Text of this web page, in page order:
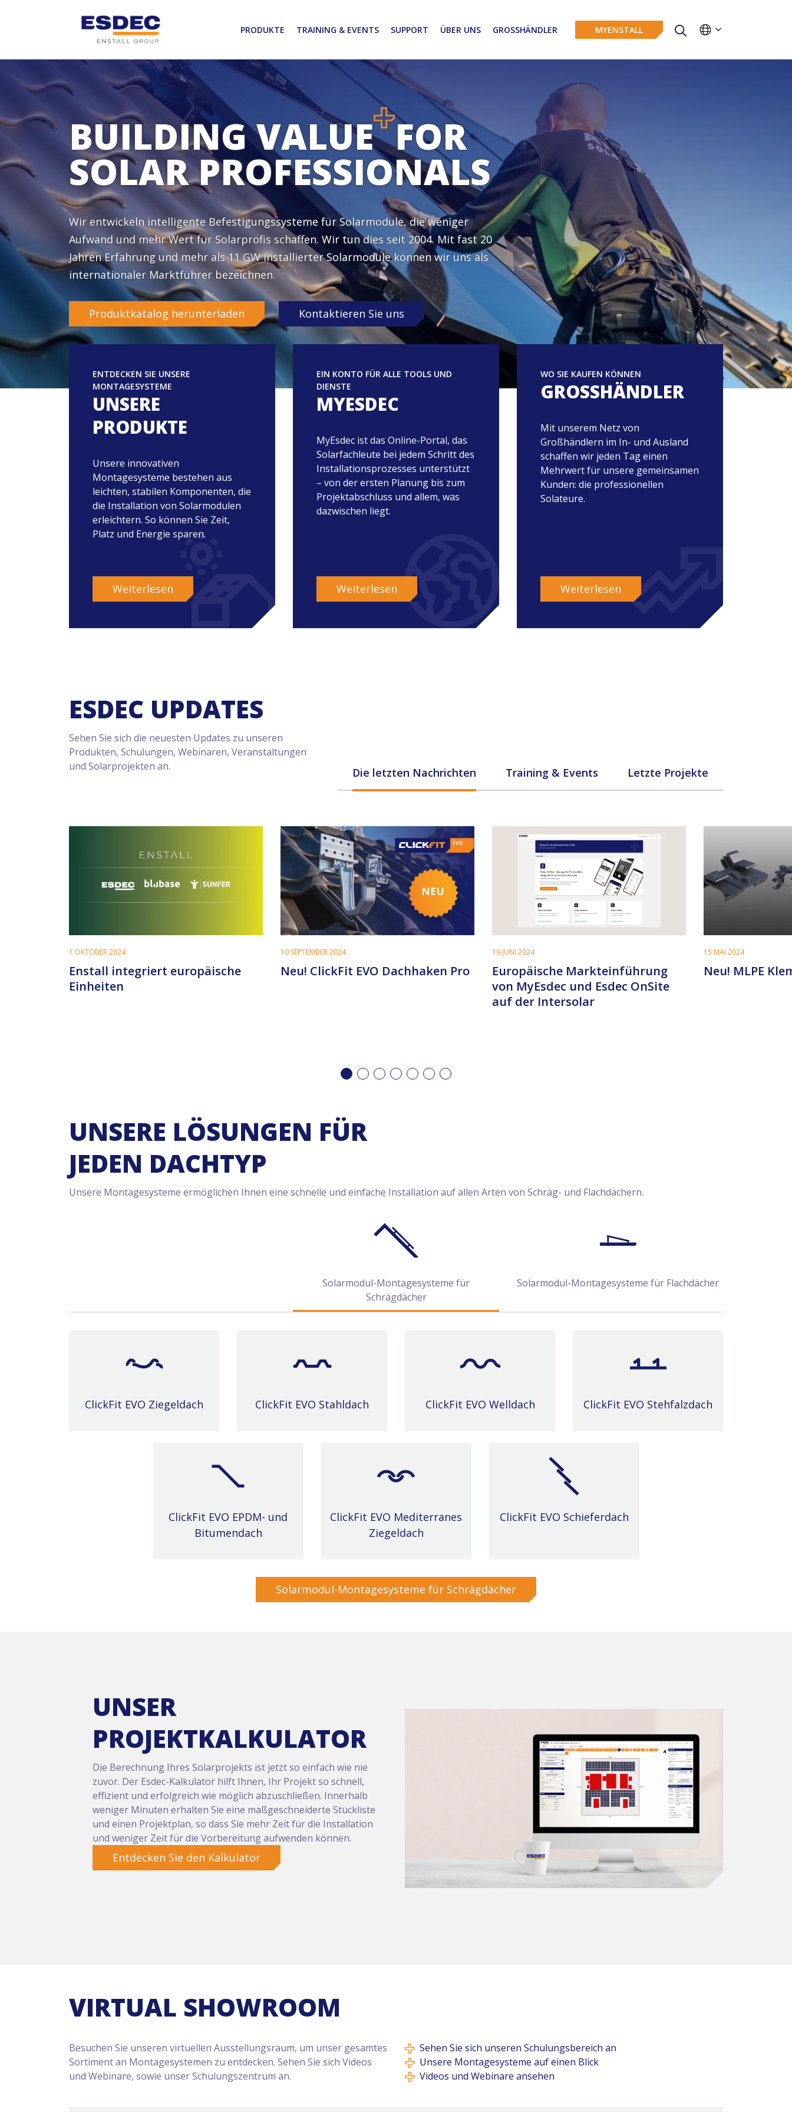
PRODUKTE TRAINING & EVENTS SUPPORT ÜBER UNS GROSSHÄNDLER MYENSTALL
BUILDING VALUE FOR
SOLAR PROFESSIONALS
Wir entwickeln intelligente Befestigungssysteme für Solarmodule, die weniger
Aufwand und mehr Wert für Solarprofis schaffen. Wir tun dies seit 2004. Mit fast 20
Jahren Erfahrung und mehr als 11 GW installierter Solarmodule können wir uns als
internationaler Marktführer bezeichnen.
Produktkatalog herunterladen Kontaktieren Sie uns
ENTDECKEN SIE UNSERE
MONTAGESYSTEME
UNSERE
PRODUKTE
Unsere innovativen
Montagesysteme bestehen aus
leichten, stabilen Komponenten, die
die Installation von Solarmodulen
erleichtern. So können Sie Zeit,
Platz und Energie sparen.
Weiterlesen
EIN KONTO FÜR ALLE TOOLS UND
DIENSTE
MYESDEC
MyEsdec ist das Online-Portal, das
Solarfachleute bei jedem Schritt des
Installationsprozesses unterstützt
– von der ersten Planung bis zum
Projektabschluss und allem, was
dazwischen liegt.
Weiterlesen
WO SIE KAUFEN KÖNNEN
GROSSHÄNDLER
Mit unserem Netz von
Großhändlern im In- und Ausland
schaffen wir jeden Tag einen
Mehrwert für unsere gemeinsamen
Kunden: die professionellen
Solateure.
Weiterlesen
ESDEC UPDATES
Sehen Sie sich die neuesten Updates zu unseren
Produkten, Schulungen, Webinaren, Veranstaltungen
und Solarprojekten an.
Die letzten Nachrichten Training & Events Letzte Projekte
1 OKTOBER 2024
Enstall integriert europäische
Einheiten
10 SEPTEMBER 2024
Neu! ClickFit EVO Dachhaken Pro
19 JUNI 2024
Europäische Markteinführung
von MyEsdec und Esdec OnSite
auf der Intersolar
15 MAI 2024
Neu! MLPE
UNSERE LÖSUNGEN FÜR
JEDEN DACHTYP
Unsere Montagesysteme ermöglichen Ihnen eine schnelle und einfache Installation auf allen Arten von Schräg- und Flachdächern.
Solarmodul-Montagesysteme für
Schrägdächer
Solarmodul-Montagesysteme für Flachdächer
ClickFit EVO Ziegeldach ClickFit EVO Stahldach ClickFit EVO Welldach ClickFit EVO Stehfalzdach
ClickFit EVO EPDM- und
Bitumendach
ClickFit EVO Mediterranes
Ziegeldach
ClickFit EVO Schieferdach
Solarmodul-Montagesysteme für Schrägdächer
UNSER
PROJEKTKALKULATOR
Die Berechnung Ihres Solarprojekts ist jetzt so einfach wie nie
zuvor. Der Esdec-Kalkulator hilft Ihnen, Ihr Projekt so schnell,
effizient und erfolgreich wie möglich abzuschließen. Innerhalb
weniger Minuten erhalten Sie eine maßgeschneiderte Stückliste
und einen Projektplan, so dass Sie mehr Zeit für die Installation
und weniger Zeit für die Vorbereitung aufwenden können.
Entdecken Sie den Kalkulator
VIRTUAL SHOWROOM
Besuchen Sie unseren virtuellen Ausstellungsraum, um unser gesamtes
Sortiment an Montagesystemen zu entdecken. Sehen Sie sich Videos
und Webinare, sowie unser Schulungszentrum an.
Sehen Sie sich unseren Schulungsbereich an
Unsere Montagesysteme auf einen Blick
Videos und Webinare ansehen